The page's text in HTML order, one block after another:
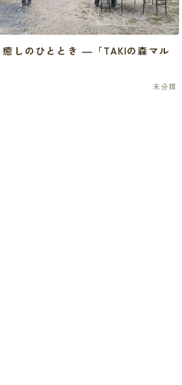
癒しのひととき ―「TAKIの森マル
未分類